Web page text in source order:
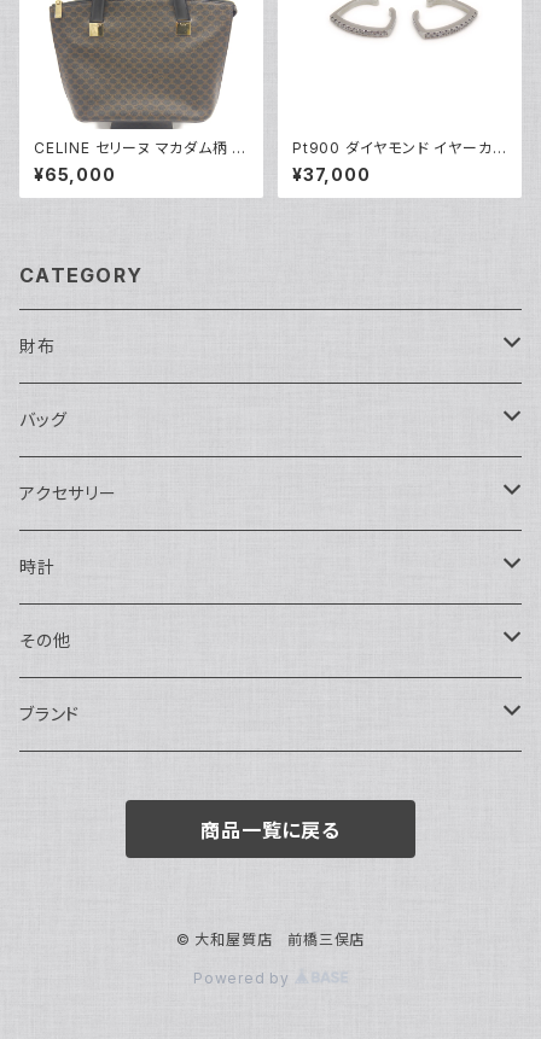
CELINE セリーヌ マカダム柄 ト
ートバッグ MC97/2 Y05228
¥65,000
Pt900 ダイヤモンド イヤーカフ
プラチナ Y05254
¥37,000
CATEGORY
財布
長財布
二つ折り
バッグ
ショルダーバッグ・ボディバッグ
ハンドバッグ・ポーチ
トートバッグ
バックパック・リュックサック
ボストンバッグ
アクセサリー
ネックレス
指輪
ピアス・イヤリング
チャーム・キーホルダー
時計
アナログ・機械式
アナログ・クォーツ
その他
ペン・万年筆
ブランド
BOTTEGA VENETA
商品一覧に戻る
© 大和屋質店 前橋三俣店
Powered by